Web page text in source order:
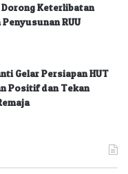
Dorong Keterlibatan
RUU
Gelar Persiapan HUT
Positif dan Tekan